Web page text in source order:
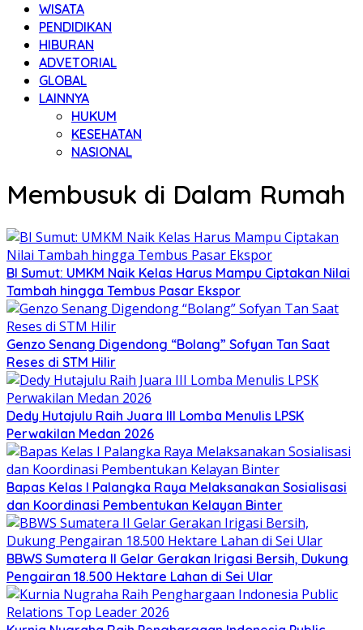
WISATA
PENDIDIKAN
HIBURAN
ADVETORIAL
GLOBAL
LAINNYA
HUKUM
KESEHATAN
NASIONAL
Membusuk di Dalam Rumah
BI Sumut: UMKM Naik Kelas Harus Mampu Ciptakan Nilai
Tambah hingga Tembus Pasar Ekspor
Genzo Senang Digendong “Bolang” Sofyan Tan Saat
Reses di STM Hilir
Dedy Hutajulu Raih Juara III Lomba Menulis LPSK
Perwakilan Medan 2026
Bapas Kelas I Palangka Raya Melaksanakan Sosialisasi
dan Koordinasi Pembentukan Kelayan Binter
BBWS Sumatera II Gelar Gerakan Irigasi Bersih, Dukung
Pengairan 18.500 Hektare Lahan di Sei Ular